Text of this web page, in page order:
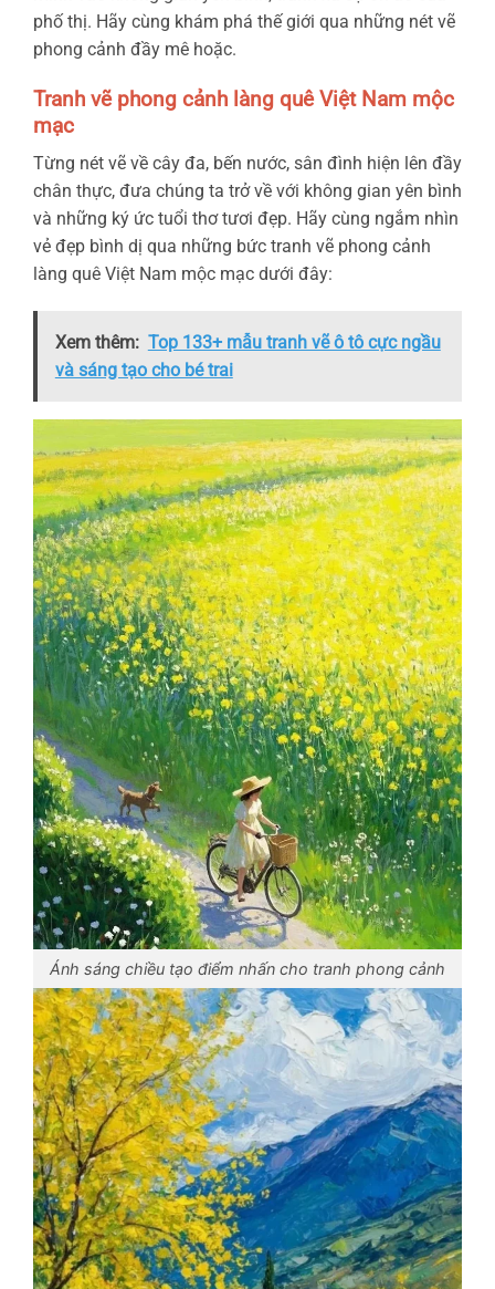
phố thị. Hãy cùng khám phá thế giới qua những nét vẽ
phong cảnh đầy mê hoặc.
Tranh vẽ phong cảnh làng quê Việt Nam mộc
mạc
Từng nét vẽ về cây đa, bến nước, sân đình hiện lên đầy
chân thực, đưa chúng ta trở về với không gian yên bình
và những ký ức tuổi thơ tươi đẹp. Hãy cùng ngắm nhìn
vẻ đẹp bình dị qua những bức tranh vẽ phong cảnh
làng quê Việt Nam mộc mạc dưới đây:
Xem thêm: Top 133+ mẫu tranh vẽ ô tô cực ngầu
và sáng tạo cho bé trai
Ánh sáng chiều tạo điểm nhấn cho tranh phong cảnh